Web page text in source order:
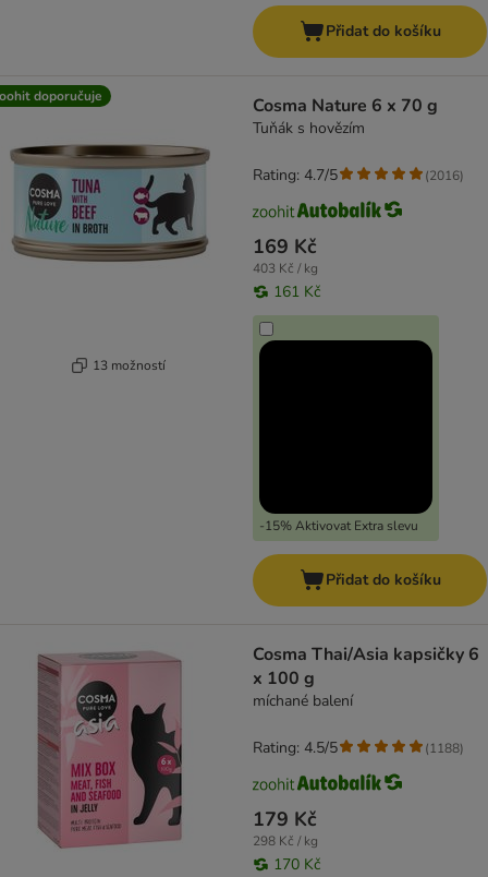
Přidat do košíku
doporučuje
13 možností
Cosma Nature 6 x 70 g
Tuňák s hovězím
169 Kč
403 Kč / kg
161 Kč
-15% Aktivovat Extra slevu
Rating: 4.7/5 (2016)
Přidat do košíku
Cosma Thai/Asia kapsičky 6
x 100 g
míchané balení
179 Kč
298 Kč / kg
170 Kč
Rating: 4.5/5 (1188)